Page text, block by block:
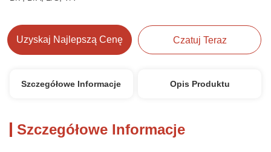
Uzyskaj Najlepszą Cenę Czatuj Teraz
Szczegółowe Informacje Opis Produktu
Szczegółowe Informacje